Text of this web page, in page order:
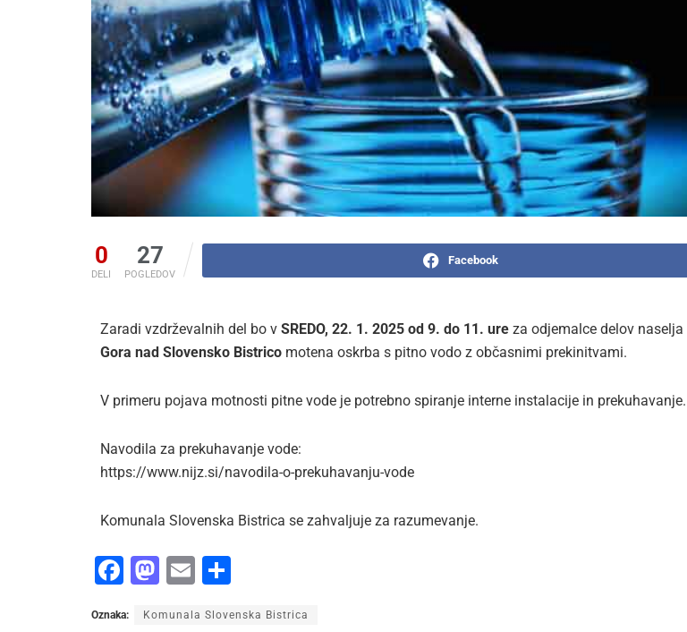
0
DELI
27
POGLEDOV
Facebook
Zaradi vzdrževalnih del bo v SREDO, 22. 1. 2025 od 9. do 11. ure za odjemalce delov naselja
Gora nad Slovensko Bistrico motena oskrba s pitno vodo z občasnimi prekinitvami.
V primeru pojava motnosti pitne vode je potrebno spiranje interne instalacije in prekuhavanje.
Navodila za prekuhavanje vode:
https://www.nijz.si/navodila-o-prekuhavanju-vode
Komunala Slovenska Bistrica se zahvaljuje za razumevanje.
F
M E
Oznaka: Komunala Slovenska Bistrica